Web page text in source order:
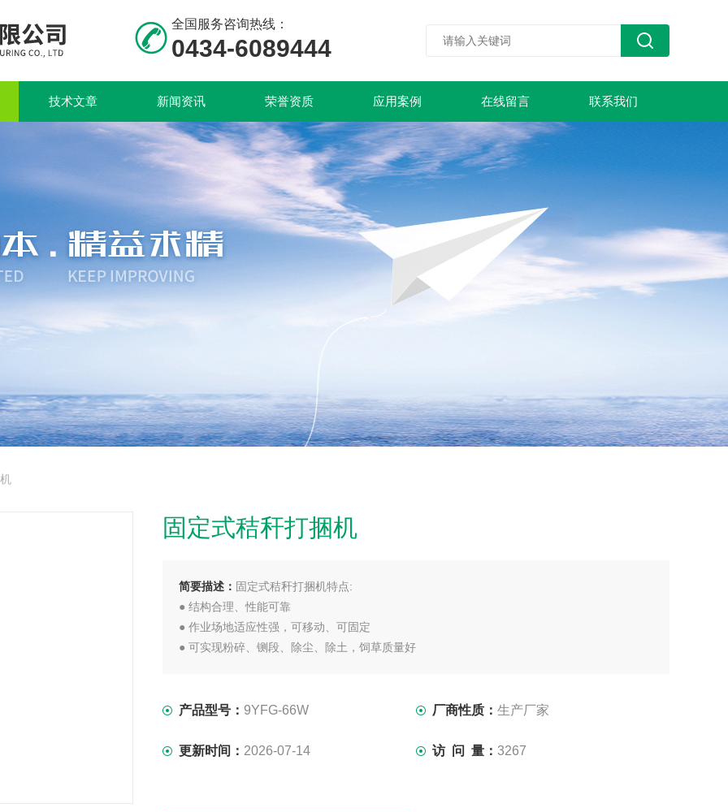
全国服务咨询热线：
0434-6089444
技术文章 新闻资讯 荣誉资质 应用案例 在线留言 联系我们
固定式秸秆打捆机
简要描述： 固定式秸秆打捆机特点:
● 结构合理、性能可靠
● 作业场地适应性强，可移动、可固定
● 可实现粉碎、铡段、除尘、除土，饲草质量好
● 操作简单更方便
产品型号： 9YFG-66W 厂商性质： 生产厂家
更新时间： 2026-07-14 访 问 量： 3267